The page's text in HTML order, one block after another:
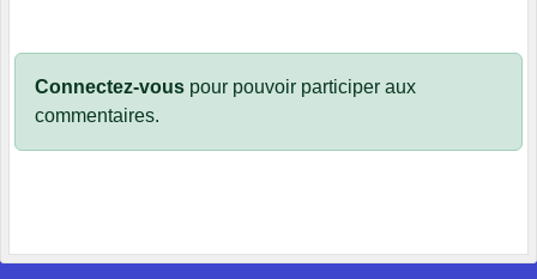
Connectez-vous pour pouvoir participer aux
commentaires.